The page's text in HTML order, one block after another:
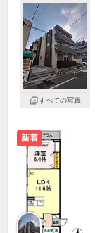
すべての写真
新着